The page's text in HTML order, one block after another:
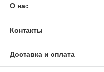
Гарантия
Перед отправкой
диагностику и
О нас
Контакты
Доставка и оплата